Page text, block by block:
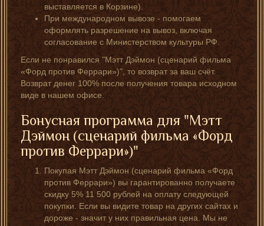
выставляется в Корзине).
При международном вывозе - помогаем
оформлять разрешение на вывоз, включая
согласование с Министерством культуры РФ.
Если не понравился "Мэтт Дэймон (сценарий фильма
«Форд против Феррари»)", то возврат за ваш счёт.
Возврат денег 100% после получения товара исходном
виде в нашем офисе.
Бонусная программа для "Мэтт
Дэймон (сценарий фильма «Форд
против Феррари»)"
Покупая Мэтт Дэймон (сценарий фильма «Форд
против Феррари») вы гарантированно получаете
скидку 5% 11 500 рублей на оплату следующей
покупки. Если вы видите товар на других сайтах и
дороже - значит у них правильная цена. Мы не